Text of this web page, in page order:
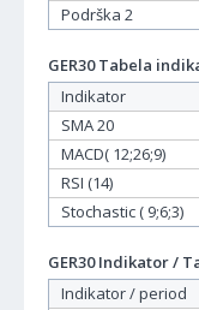
Podrška 2
GER30 Tabela
Indikator
SMA 20
MACD( 12;26;9)
RSI (14)
Stochastic ( 9;6;3)
GER30 Indikator /
Indikator / period